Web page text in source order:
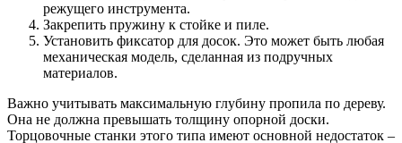
режущего инструмента.
Закрепить пружину к стойке и пиле.
Установить фиксатор для досок. Это может быть любая
механическая модель, сделанная из подручных
материалов.
Важно учитывать максимальную глубину пропила по дереву.
Она не должна превышать толщину опорной доски.
Торцовочные станки этого типа имеют основной недостаток –